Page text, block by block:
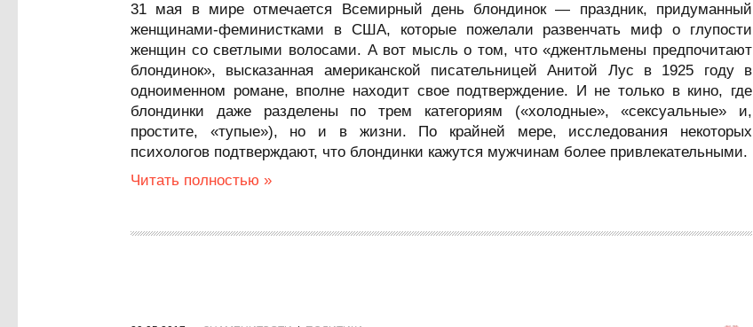
31 мая в мире отмечается Всемирный день блондинок — праздник, придуманный
женщинами-феминистками в США, которые пожелали развенчать миф о глупости
женщин со светлыми волосами. А вот мысль о том, что «джентльмены предпочитают
блондинок», высказанная американской писательницей Анитой Лус в 1925 году в
одноименном романе, вполне находит свое подтверждение. И не только в кино, где
блондинки даже разделены по трем категориям («холодные», «сексуальные» и,
простите, «тупые»), но и в жизни. По крайней мере, исследования некоторых
психологов подтверждают, что блондинки кажутся мужчинам более привлекательными.
Читать полностью »